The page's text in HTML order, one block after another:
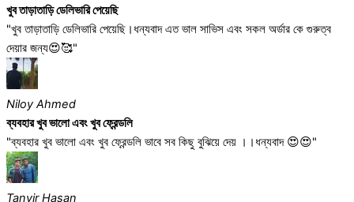
খুব তাড়াতাড়ি ডেলিভারি পেয়েছি
"খুব তাড়াতাড়ি ডেলিভারি পেয়েছি।ধন্যবাদ এত ভাল সাভিস এবং সকল অর্ডার কে গুরুত্ব
দেয়ার জন্য😍🥰"
Niloy Ahmed
ব্যবহার খুব ভালো এবং খুব ফ্রেন্ডলি
"ব্যবহার খুব ভালো এবং খুব ফ্রেন্ডলি ভাবে সব কিছু বুঝিয়ে দেয় ।।ধন্যবাদ 😍😍"
Tanvir Hasan